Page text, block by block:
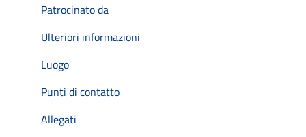
Patrocinato da
Ulteriori informazioni
Luogo
Punti di contatto
Allegati